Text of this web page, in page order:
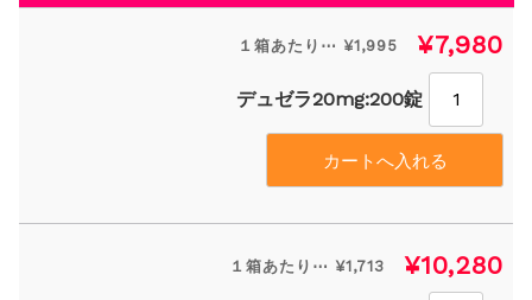
１箱あたり⋯ ¥1,995 ¥7,980
デュゼラ20mg:200錠
１箱あたり⋯ ¥1,713 ¥10,280